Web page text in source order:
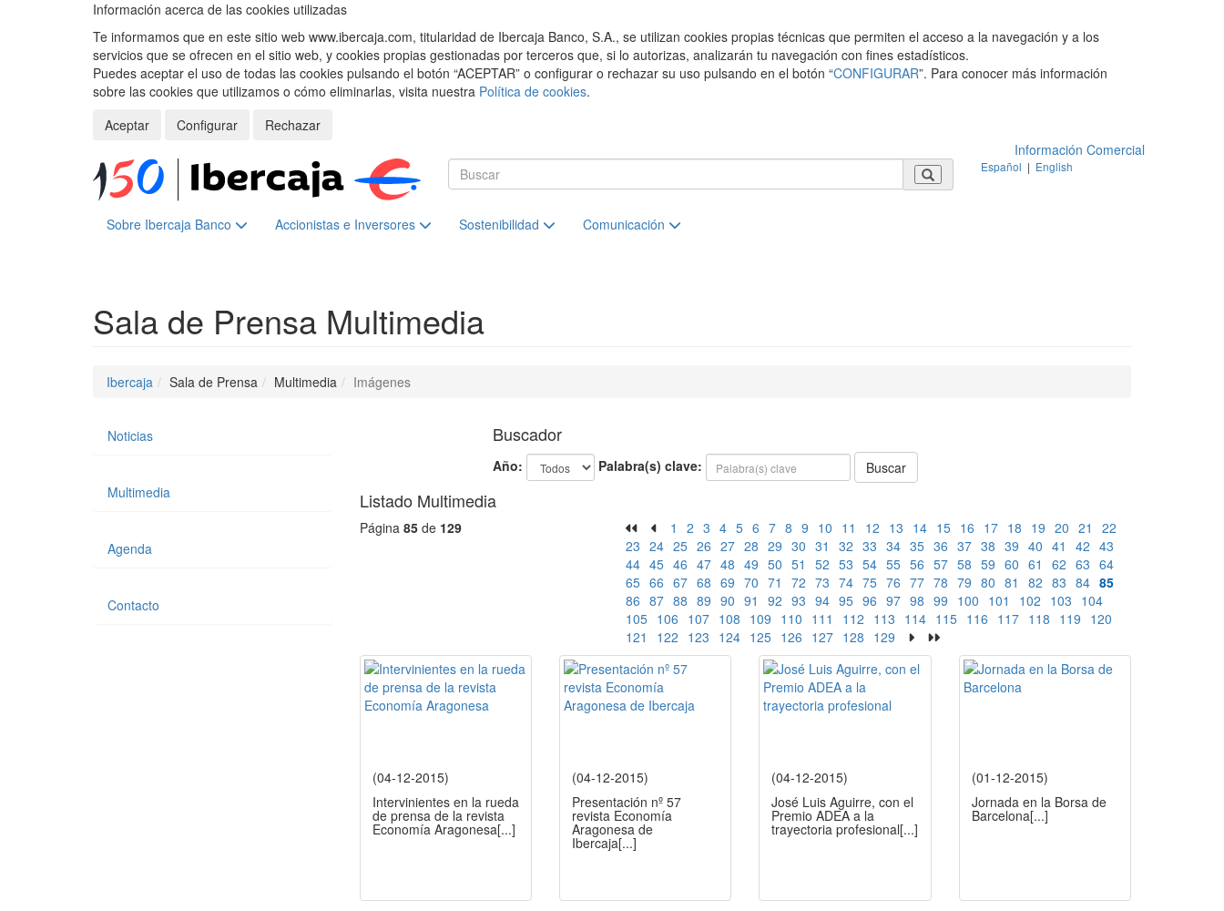
Información acerca de las cookies utilizadas
Te informamos que en este sitio web www.ibercaja.com, titularidad de Ibercaja Banco, S.A., se utilizan cookies propias técnicas que permiten el acceso a la navegación y a los
servicios que se ofrecen en el sitio web, y cookies propias gestionadas por terceros que, si lo autorizas, analizarán tu navegación con fines estadísticos.
Puedes aceptar el uso de todas las cookies pulsando el botón “ACEPTAR” o configurar o rechazar su uso pulsando en el botón “CONFIGURAR”. Para conocer más información
sobre las cookies que utilizamos o cómo eliminarlas, visita nuestra Política de cookies.
Aceptar
Configurar
Rechazar
Información Comercial
Español | English
Sobre Ibercaja Banco Accionistas e Inversores Sostenibilidad Comunicación
Sala de Prensa Multimedia
Ibercaja Sala de Prensa Multimedia Imágenes
Buscador
Año: Palabra(s) clave: Buscar
Listado Multimedia
Página 85de 129 1 2 3 4 5 6 7 8 9 10 11 12 13 14 15 16 17 18 19 20 21
22
23 24 25 26 27 28 29 30 31 32 33 34 35 36 37 38 39 40 41 42 43
44 45 46 47 48 49 50 51 52 53 54 55 56 57 58 59 60 61 62 63 64
65 66 67 68 69 70 71 72 73 74 75 76 77 78 79 80 81 82 83 84 85
86 87 88 89 90 91 92 93 94 95 96 97 98 99 100 101 102 103 104
105 106 107 108 109 110 111 112 113 114 115 116 117 118 119 120
121
122 123 124 125 126 127 128 129
(04-12-2015)
Intervinientes en la rueda
de prensa de la revista
Economía Aragonesa[...]
(04-12-2015)
Presentación nº 57
revista Economía
Aragonesa de
Ibercaja[...]
(04-12-2015)
José Luis Aguirre, con el
Premio ADEA a la
trayectoria profesional[...]
(01-12-2015)
Jornada en la Borsa de
Barcelona[...]
Noticias
Multimedia
Agenda
Contacto